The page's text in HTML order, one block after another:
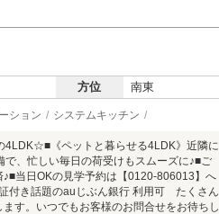
方位 南東
ション システムキッチン
4LDK☆■《ペットと暮らせる4LDK》近隣に
、忙しい毎日の荷受けもスムーズに♪■ご
当日OKの見学予約は【0120-806013】へ
付き話題のauじぶん銀行 利用可 たくさん
す。いつでもお客様のお問合せをお待ちし